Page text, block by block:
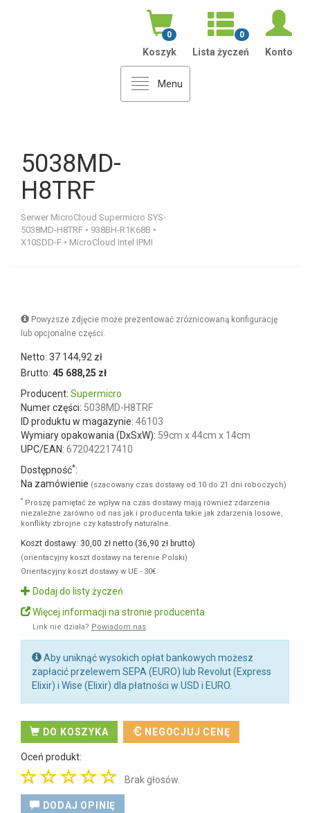
Koszyk
0
Lista życzeń
0
Konto
Menu
5038MD-
H8TRF
Serwer MicroCloud Supermicro SYS-
5038MD-H8TRF • 938BH-R1K68B •
X10SDD-F • MicroCloud Intel IPMI
Powyższe zdjęcie może prezentować zróżnicowaną konfigurację
lub opcjonalne części.
Netto: 37 144,92 zł
Brutto: 45 688,25 zł
Producent:Supermicro
Numer części:5038MD-H8TRF
ID produktu w magazynie:46103
UPC/EAN:672042217410
Dostępność *:
Na zamówienie (szacowany czas dostawy od 10 do 21 dni roboczych)
Proszę pamiętać że wpływ na czas dostawy mają również zdarzenia
niezależne zarówno od nas jak i producenta takie jak zdarzenia losowe,
konflikty zbrojne czy katastrofy naturalne.
Koszt dostawy: 30,00 zł netto (36,90 zł brutto)
(orientacyjny koszt dostawy na terenie Polski)
Orientacyjny koszt dostawy w UE - 30€
Dodaj do listy życzeń
Więcej informacji na stronie producenta
Link nie działa?Powiadom nas
Aby uniknąć wysokich opłat bankowych możesz